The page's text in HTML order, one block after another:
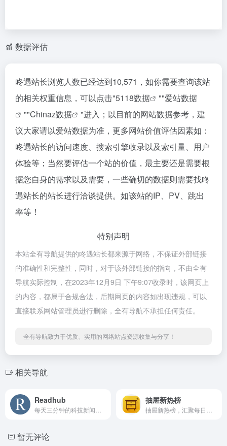
数据评估
咚遇站长浏览人数已经达到10,571，如你需要查询该站
的相关权重信息，可以点击"5118数据 ""爱站数据
""Chinaz数据
"进入；以目前的网站数据参考，建
议大家请以爱站数据为准，更多网站价值评估因素如：
咚遇站长的访问速度、搜索引擎收录以及索引量、用户
体验等；当然要评估一个站的价值，最主要还是需要根
据您自身的需求以及需要，一些确切的数据则需要找咚
遇站长的站长进行洽谈提供。如该站的IP、PV、跳出
率等！
特别声明
本站全有导航提供的咚遇站长都来源于网络，不保证外部链接
的准确性和完整性，同时，对于该外部链接的指向，不由全有
导航实际控制，在2023年12月9日 下午9:07收录时，该网页上
的内容，都属于合规合法，后期网页的内容如出现违规，可以
直接联系网站管理员进行删除，全有导航不承担任何责任。
全有导航致力于优质、实用的网络站点资源收集与分享！
相关导航
Readhub 抽屉新热榜
暂无评论